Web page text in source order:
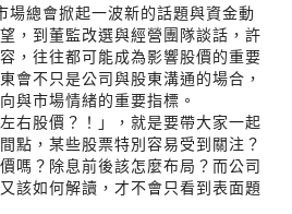
場總會掀起一波新的話題與資金動
，到董監改選與經營團隊談話，許
，往往都可能成為影響股價的重要
會不只是公司與股東溝通的場合，
與市場情緒的重要指標。
右股價？！」，就是要帶大家一起
點，某些股票特別容易受到關注？
嗎？除息前後該怎麼布局？而公司
該如何解讀，才不會只看到表面題